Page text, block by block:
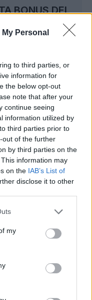
Personal
to third parties, or
information for
the below opt-out
note that after your
continue seeing
information utilized by
third parties prior to
out of the further
by third parties on the
information may
on the IAB’s List of
disclose it to other
my
BONUS DEL
City),
Ryan
Circati (Parma),
(Colorado